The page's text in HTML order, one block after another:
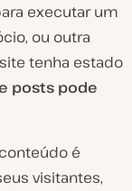
executar um
ou outra
tenha estado
posts pode
é
visitantes,